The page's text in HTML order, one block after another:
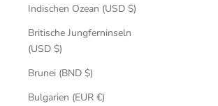
Indischen Ozean (USD $)
Britische Jungferninseln
(USD $)
Brunei (BND $)
Bulgarien (EUR €)